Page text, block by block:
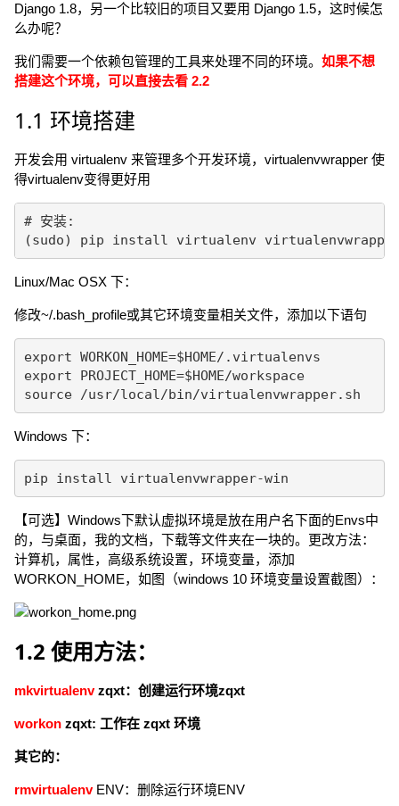
Django 1.8，另一个比较旧的项目又要用 Django 1.5，这时候怎
么办呢？
我们需要一个依赖包管理的工具来处理不同的环境。 如果不想
搭建这个环境，可以直接去看 2.2
1.1 环境搭建
开发会用 virtualenv 来管理多个开发环境，virtualenvwrapper 使
得virtualenv变得更好用
# 安装:
(sudo) pip install virtualenv
Linux/Mac OSX 下：
修改~/.bash_profile或其它环境变量相关文件，添加以下语句
export WORKON_HOME=$HOME/.virtualenvs
export PROJECT_HOME=$HOME/workspace
source /usr/local/bin/virtualenvwrapper.sh
Windows 下：
pip install virtualenvwrapper-win
【可选】Windows下默认虚拟环境是放在用户名下面的Envs中
的，与桌面，我的文档，下载等文件夹在一块的。更改方法：
计算机，属性，高级系统设置，环境变量，添加
WORKON_HOME，如图（windows 10 环境变量设置截图）：
1.2 使用方法：
mkvirtualenvzqxt：创建运行环境zqxt
workon zqxt: 工作在 zqxt 环境
其它的：
rmvirtualenvENV：删除运行环境ENV